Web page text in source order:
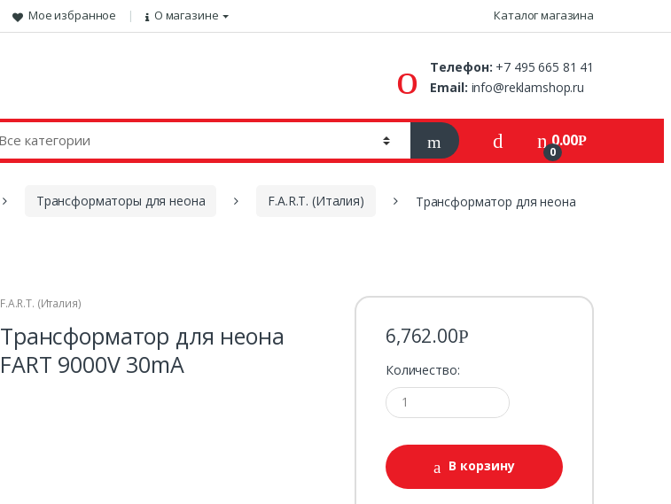
Мое избранное О магазине Каталог магазина
Телефон: +7 495 665 81 41
Email: info@reklamshop.ru
0
0.00Р
Трансформаторы для неона F.A.R.T. (Италия)
Трансформатор для неона
F.A.R.T. (Италия)
Трансформатор для неона
FART 9000V 30mA
6,762.00Р
Количество:
В корзину